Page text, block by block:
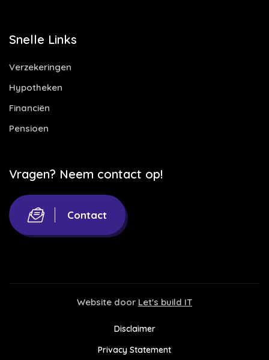
Snelle Links
Verzekeringen
Hypotheken
Financiën
Pensioen
Vragen? Neem contact op!
Contact
Website door Let's build IT
Disclaimer
Privacy Statement